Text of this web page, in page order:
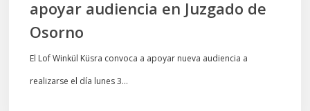
apoyar audiencia en Juzgado de
Osorno
El Lof Winkül Küsra convoca a apoyar nueva audiencia a
realizarse el día lunes 3…